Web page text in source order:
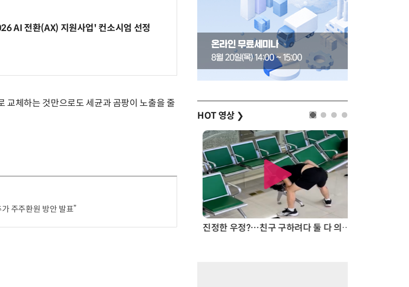
AI 전환(AX) 지원사업' 컨소시엄 선정
교체하는 것만으로도 세균과 곰팡이 노출을 줄
주주환원 방안 발표”
HOT 영상 ❯
“계속 쫓아왔다”…도망치던 우크라 민간인 공격한 러 자폭 드론 진정한 우정?…친구 구하려다 둘 다 의자 틈에 목이 낀 순간